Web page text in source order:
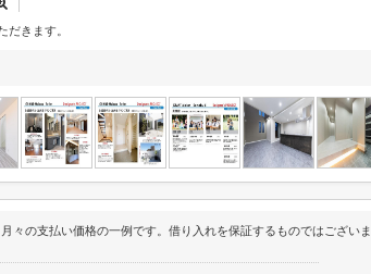
きます。
々の支払い価格の一例です。借り入れを保証するものではございま